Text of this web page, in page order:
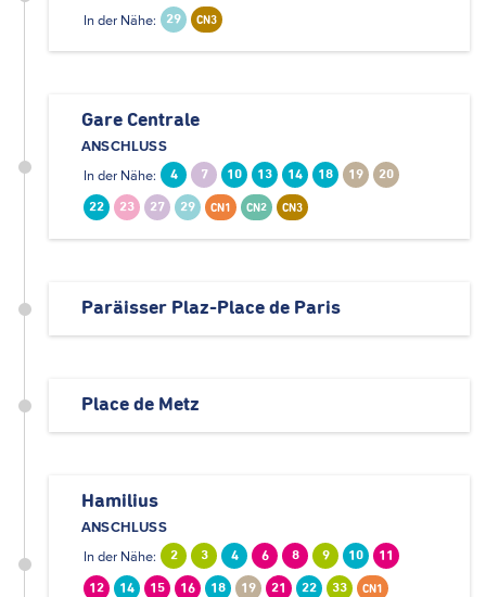
In der Nähe:
29 CN3
Gare Centrale
ANSCHLUSS
In der Nähe:
4 7 10 13 14 18 19 20
22 23 27 29 CN1 CN2 CN3
Paräisser Plaz-Place de Paris
Place de Metz
Hamilius
ANSCHLUSS
In der Nähe:
2 3 4 6 8 9 10 11
12 14 15 16 18 19 21 22 33 CN1